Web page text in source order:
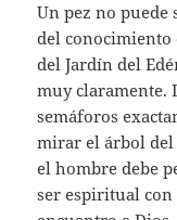
Un pez no puede
del conocimiento
del Jardín del
muy claramente.
semáforos
mirar el árbol
el hombre debe
ser espiritual con